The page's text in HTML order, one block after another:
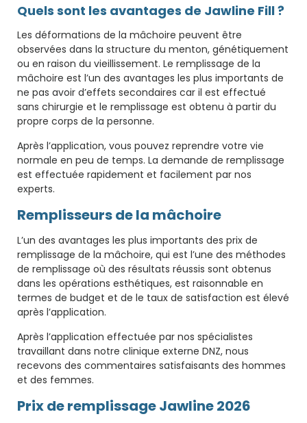
Quels sont les avantages de Jawline Fill ?
Les déformations de la mâchoire peuvent être
observées dans la structure du menton, génétiquement
ou en raison du vieillissement. Le remplissage de la
mâchoire est l’un des avantages les plus importants de
ne pas avoir d’effets secondaires car il est effectué
sans chirurgie et le remplissage est obtenu à partir du
propre corps de la personne.
Après l’application, vous pouvez reprendre votre vie
normale en peu de temps. La demande de remplissage
est effectuée rapidement et facilement par nos
experts.
Remplisseurs de la mâchoire
L’un des avantages les plus importants des prix de
remplissage de la mâchoire, qui est l’une des méthodes
de remplissage où des résultats réussis sont obtenus
dans les opérations esthétiques, est raisonnable en
termes de budget et de le taux de satisfaction est élevé
après l’application.
Après l’application effectuée par nos spécialistes
travaillant dans notre clinique externe DNZ, nous
recevons des commentaires satisfaisants des hommes
et des femmes.
Prix de remplissage Jawline 2026